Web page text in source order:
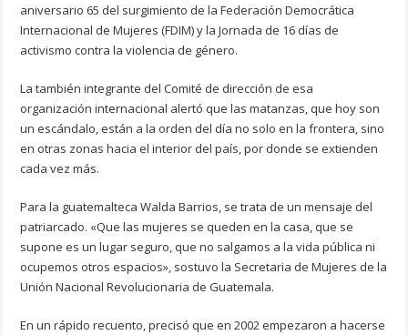
aniversario 65 del surgimiento de la Federación Democrática
Internacional de Mujeres (FDIM) y la Jornada de 16 días de
activismo contra la violencia de género.
La también integrante del Comité de dirección de esa
organización internacional alertó que las matanzas, que hoy son
un escándalo, están a la orden del día no solo en la frontera, sino
en otras zonas hacia el interior del país, por donde se extienden
cada vez más.
Para la guatemalteca Walda Barrios, se trata de un mensaje del
patriarcado. «Que las mujeres se queden en la casa, que se
supone es un lugar seguro, que no salgamos a la vida pública ni
ocupemos otros espacios», sostuvo la Secretaria de Mujeres de la
Unión Nacional Revolucionaria de Guatemala.
En un rápido recuento, precisó que en 2002 empezaron a hacerse